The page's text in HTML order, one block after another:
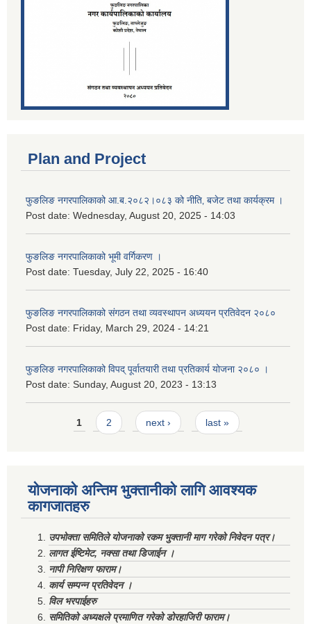
Plan and Project
फुङलिङ नगरपालिकाको आ.ब.२०८२।०८३ को नीति‚ बजेट तथा कार्यक्रम ।
Post date: Wednesday, August 20, 2025 - 14:03
फुङलिङ नगरपालिकाको भूमी वर्गिकरण ।
Post date: Tuesday, July 22, 2025 - 16:40
फुङलिङ नगरपालिकाको संगठन तथा व्यवस्थापन अध्ययन प्रतिवेदन २०८०
Post date: Friday, March 29, 2024 - 14:21
फुङलिङ नगरपालिकाको विपद् पूर्वातयारी तथा प्रतिकार्य योजना २०८० ।
Post date: Sunday, August 20, 2023 - 13:13
Pages1 2 next › last »
योजनाको अन्तिम भुक्तानीको लागि आवश्यक
कागजातहरु
उपभोक्ता समितिले योजनाको रकम भुक्तानी माग गरेको निवेदन पत्र।
लागत ईष्टिमेट, नक्सा तथा डिजाईन ।
नापी निरिक्षण फाराम।
कार्य सम्पन्न प्रतिवेदन ।
विल भरपाईहरु
समितिको अध्यक्षले प्रमाणित गरेको डोरहाजिरी फाराम।